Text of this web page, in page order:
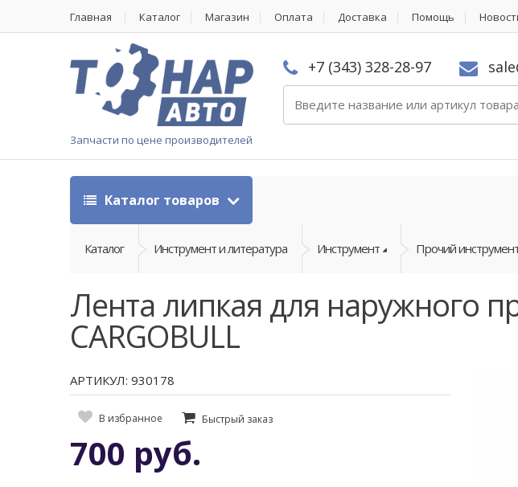
Главная Каталог Магазин Оплата Доставка Помощь
Запчасти по цене производителей
+7 (343) 328-28-97
Каталог товаров
Каталог Инструмент и литература Инструмент Прочий
Лента липкая для наружного
CARGOBULL
АРТИКУЛ: 930178
В избранное Быстрый заказ
700 руб.